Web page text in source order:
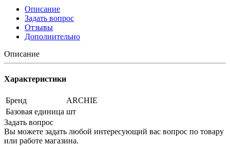
Описание
Задать вопрос
Отзывы
Дополнительно
Описание
Характеристики
Бренд
ARCHIE
Базовая единица шт
Задать вопрос
Вы можете задать любой интересующий вас вопрос по товару
или работе магазина.